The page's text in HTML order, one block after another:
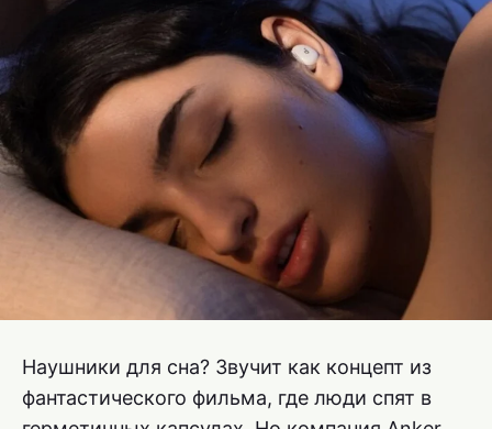
Наушники для сна? Звучит как концепт из
фантастического фильма, где люди спят в